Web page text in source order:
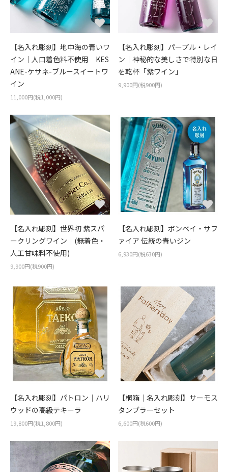
【名入れ彫刻】地中海の青いワ
イン｜人口着色料不使用 KES
ANE-ケサネ-ブルースイートワ
イン
11,000円(税1,000円)
【名入れ彫刻】パープル・レイ
ン｜神秘的な美しさで特別な日
を乾杯「紫ワイン」
9,900円(税900円)
【名入れ彫刻】世界初 紫スパ
ークリングワイン｜(無着色・
人工甘味料不使用)
9,900円(税900円)
【名入れ彫刻】ボンベイ・サフ
ァイア 伝統の青いジン
6,930円(税630円)
【名入れ彫刻】パトロン｜ハリ
ウッドの高級テキーラ
19,800円(税1,800円)
【桐箱｜名入れ彫刻】サーモス
タンブラーセット
6,600円(税600円)